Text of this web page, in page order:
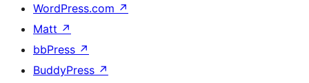
WordPress.com ↗
Matt ↗
bbPress ↗
BuddyPress ↗